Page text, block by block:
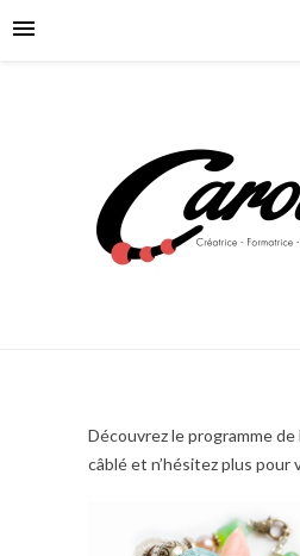
Découvrez le programme
câblé et n’hésitez plus pour